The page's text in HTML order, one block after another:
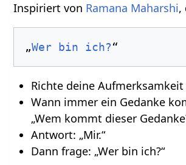
Inspiriert von Ramana Maharshi,
„Wer bin ich?
Richte deine
Wann immer ein Gedanke
„Wem kommt dieser
Antwort: „Mir.“
Dann frage: „Wer bin ich?“